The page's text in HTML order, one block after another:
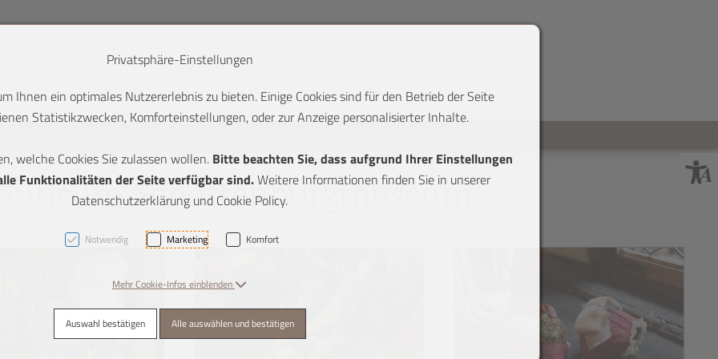
+ 2]
im Schattenburgmuseum
Privatsphäre-Einstellungen
Ihnen ein optimales Nutzererlebnis zu bieten. Einige Cookies sind für den Betrieb der Seite
Statistikzwecken, Komforteinstellungen, oder zur Anzeige personalisierter Inhalte.
welche Cookies Sie zulassen wollen. Bitte beachten Sie, dass aufgrund Ihrer Einstellungen
Funktionalitäten der Seite verfügbar sind.Weitere Informationen finden Sie in unserer
Datenschutzerklärung und Cookie Policy.
Notwendig Marketing Komfort
Mehr Cookie-Infos einblenden
Auswahl bestätigen Alle auswählen und bestätigen